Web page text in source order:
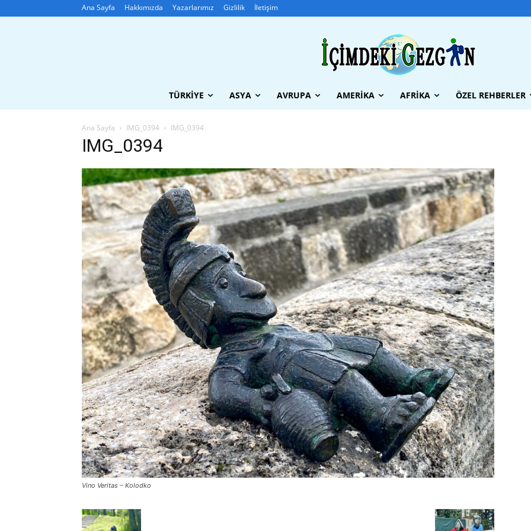
Ana Sayfa Hakkımızda Yazarlarımız Gizlilik İletişim
TÜRKIYE ASYA AVRUPA AMERIKA AFRIKA ÖZEL REHBERLER
Ana Sayfa IMG_0394 IMG_0394
IMG_0394
Vino Veritas – Kolodko